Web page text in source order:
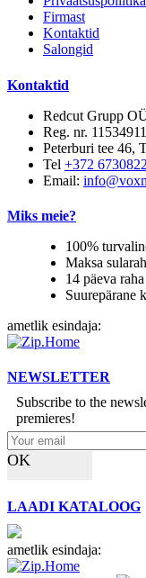
Firmast
Kontaktid
Salongid
Kontaktid
Redcut Grupp
Reg. nr. 11534911
Peterburi tee 46,
Tel +372 6730822
Email:
Miks meie?
100%
Maksa
14 päeva
Suurepärane
ametlik esindaja:
NEWSLETTER
Subscribe to the
premieres!
OK
LAADI KATALOOG
ametlik esindaja: